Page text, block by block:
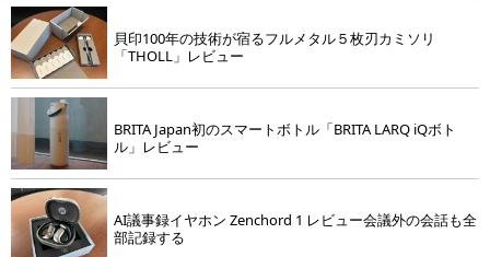
貝印100年の技術が宿るフルメタル５枚刃カミソリ
「THOLL」レビュー
BRITA Japan初のスマートボトル「BRITA LARQ iQボト
ル」レビュー
AI議事録イヤホン Zenchord 1 レビュー会議外の会話も全
部記録する